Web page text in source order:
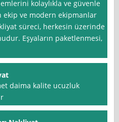
kolaylıkla ve güvenle
ekip ve modern ekipmanlar
süreci, herkesin üzerinde
Eşyaların paketlenmesi,
daima kalite ucuzluk